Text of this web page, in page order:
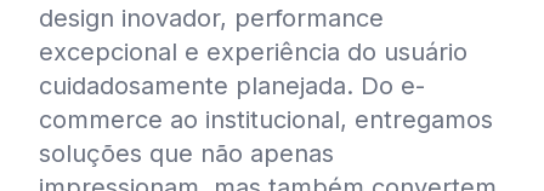
design inovador, performance
excepcional e experiência do usuário
cuidadosamente planejada. Do e-
commerce ao institucional, entregamos
soluções que não apenas